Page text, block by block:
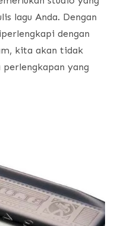
lagu Anda. Dengan
dengan
kita akan tidak
yang